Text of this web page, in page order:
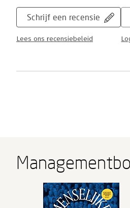
Schrijf een recensie
Lees ons recensiebeleid